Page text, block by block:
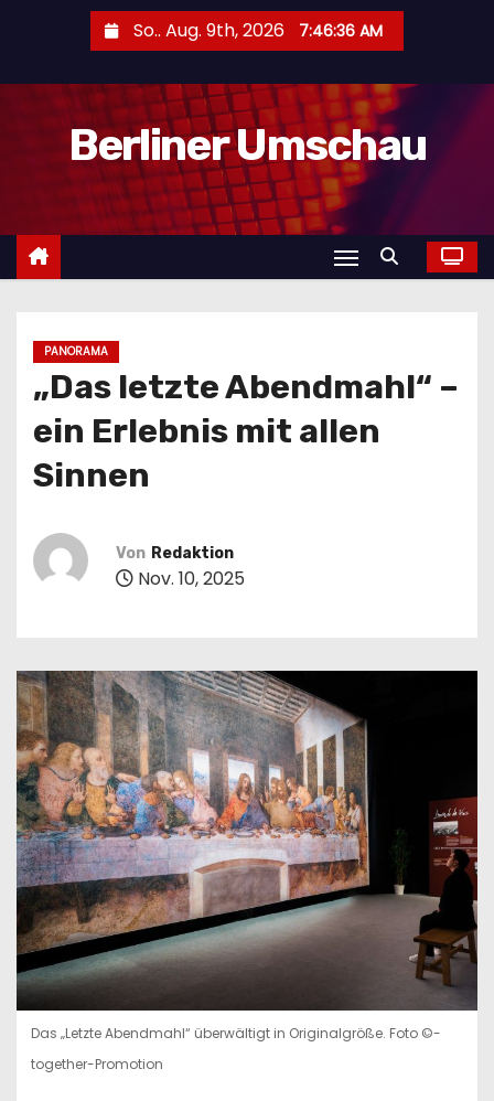
l
So.. Aug. 9th, 2026 7:46:38 AM
Berliner Umschau
PANORAMA
„Das letzte Abendmahl“ –
ein Erlebnis mit allen
Sinnen
Von Redaktion
Nov. 10, 2025
Das „Letzte Abendmahl“ überwältigt in Originalgröße. Foto ©-
together-Promotion